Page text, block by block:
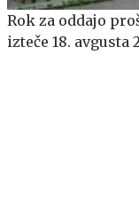
​​​​​​​Rok za oddajo
izteče 18. avgusta